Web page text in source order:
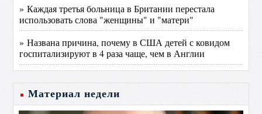
» Каждая третья больница в Британии перестала
использовать слова "женщины" и "матери"
» Названа причина, почему в США детей с ковидом
госпитализируют в 4 раза чаще, чем в Англии
Материал недели